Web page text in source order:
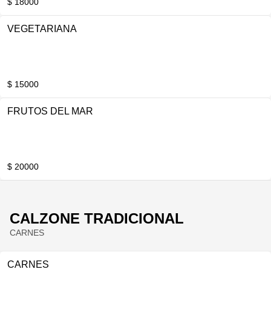
VEGETARIANA
$ 15000
FRUTOS DEL MAR
$ 20000
CALZONE TRADICIONAL
CARNES
CARNES